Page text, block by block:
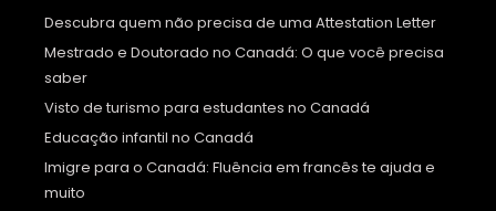
Descubra quem não precisa de uma Attestation Letter
Mestrado e Doutorado no Canadá: O que você precisa
saber
Visto de turismo para estudantes no Canadá
Educação infantil no Canadá
Imigre para o Canadá: Fluência em francês te ajuda e
muito